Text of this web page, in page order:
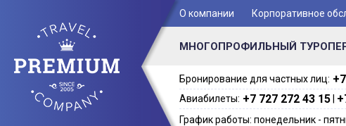
О компании Корпоративное
МНОГОПРОФИЛЬНЫЙ
Бронирование для частных лиц:
Авиабилеты: +7 727 272 43 15
График работы: понедельник -